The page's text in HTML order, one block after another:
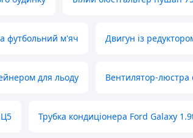
футбольний м'яч Двигун із
для льоду Вентилятор-люстра
Трубка кондиціонера Ford Galaxy